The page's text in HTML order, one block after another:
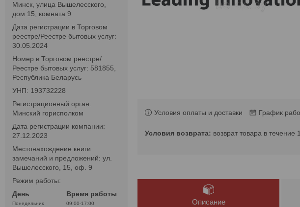
Условия оплаты и доставки График
возврат товара в течение
Описание
Минск, улица Вышелесского,
дом 15, комната 9
Дата регистрации в Торговом
реестре/Реестре бытовых услуг:
30.05.2024
Номер в Торговом реестре/
Реестре бытовых услуг: 581855,
Республика Беларусь
УНП: 193732228
Регистрационный орган:
Минский горисполком
Дата регистрации компании:
27.12.2023
Местонахождение книги
замечаний и предложений: ул.
Вышелесского, 15, оф. 9
Режим работы:
День
Время работы
Понедельник
09:00-17:00